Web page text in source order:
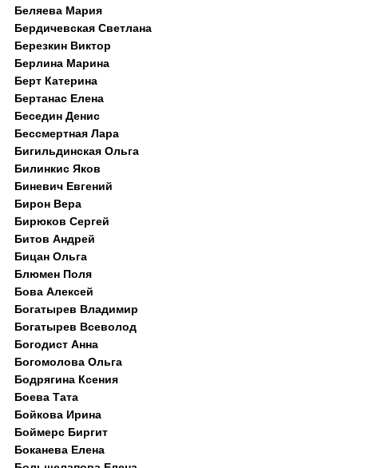
Беляева Мария
Бердичевская Светлана
Березкин Виктор
Берлина Марина
Берт Катерина
Бертанас Елена
Беседин Денис
Бессмертная Лара
Бигильдинская Ольга
Билинкис Яков
Биневич Евгений
Бирон Вера
Бирюков Сергей
Битов Андрей
Бицан Ольга
Блюмен Поля
Бова Алексей
Богатырев Владимир
Богатырев Всеволод
Богодист Анна
Богомолова Ольга
Бодрягина Ксения
Боева Тата
Бойкова Ирина
Боймерс Биргит
Боканева Елена